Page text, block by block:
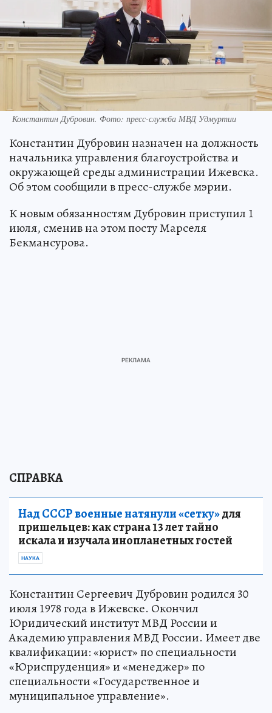
Константин Дубровин. Фото: пресс-служба МВД Удмуртии
Константин Дубровин назначен на должность
начальника управления благоустройства и
окружающей среды администрации Ижевска.
Об этом сообщили в пресс-службе мэрии.
К новым обязанностям Дубровин приступил 1
июля, сменив на этом посту Марселя
Бекмансурова.
СПРАВКА
Над СССР военные натянули «сетку»для
пришельцев: как страна 13 лет тайно
искала и изучала инопланетных гостей
НАУКА
Константин Сергеевич Дубровин родился 30
июля 1978 года в Ижевске. Окончил
Юридический институт МВД России и
Академию управления МВД России. Имеет две
квалификации: «юрист» по специальности
«Юриспруденция» и «менеджер» по
специальности «Государственное и
муниципальное управление».